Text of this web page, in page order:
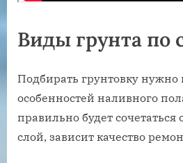
Виды грунта по
Подбирать грунтовку нужно
особенностей наливного
правильно будет
слой, зависит качество